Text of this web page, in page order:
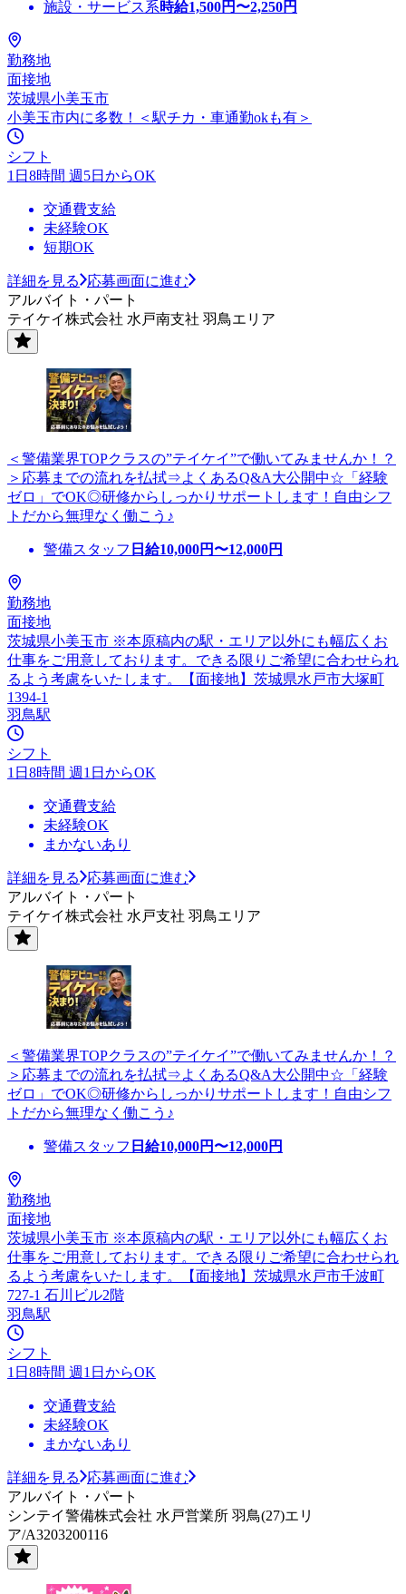
施設・サービス系時給1,500円〜2,250円
勤務地
面接地
茨城県小美玉市
小美玉市内に多数！＜駅チカ・車通勤okも有＞
シフト
1日8時間 週5日からOK
交通費支給
未経験OK
短期OK
詳細を見る
応募画面に進む
アルバイト・パート
テイケイ株式会社 水戸南支社 羽鳥エリア
＜警備業界TOPクラスの”テイケイ”で働いてみませんか！？
＞応募までの流れを払拭⇒よくあるQ&A大公開中☆「経験
ゼロ」でOK◎研修からしっかりサポートします！自由シフ
トだから無理なく働こう♪
警備スタッフ 日給10,000円〜12,000円
勤務地
面接地
茨城県小美玉市 ※本原稿内の駅・エリア以外にも幅広くお
仕事をご用意しております。できる限りご希望に合わせられ
るよう考慮をいたします。【面接地】茨城県水戸市大塚町
1394-1
羽鳥駅
シフト
1日8時間 週1日からOK
交通費支給
未経験OK
まかないあり
詳細を見る
応募画面に進む
アルバイト・パート
テイケイ株式会社 水戸支社 羽鳥エリア
＜警備業界TOPクラスの”テイケイ”で働いてみませんか！？
＞応募までの流れを払拭⇒よくあるQ&A大公開中☆「経験
ゼロ」でOK◎研修からしっかりサポートします！自由シフ
トだから無理なく働こう♪
警備スタッフ 日給10,000円〜12,000円
勤務地
面接地
茨城県小美玉市 ※本原稿内の駅・エリア以外にも幅広くお
仕事をご用意しております。できる限りご希望に合わせられ
るよう考慮をいたします。【面接地】茨城県水戸市千波町
727-1 石川ビル2階
羽鳥駅
シフト
1日8時間 週1日からOK
交通費支給
未経験OK
まかないあり
詳細を見る
応募画面に進む
アルバイト・パート
シンテイ警備株式会社 水戸営業所 羽鳥(27)エリ
ア/A3203200116